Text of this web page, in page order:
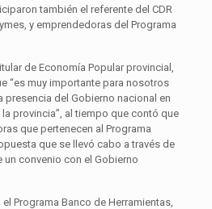
también el referente del CDR
y emprendedoras del Programa
de Economía Popular provincial,
“es muy importante para nosotros
presencia del Gobierno nacional en
provincia”, al tiempo que contó que
que pertenecen al Programa
que se llevó cabo a través de
un convenio con el Gobierno
Programa Banco de Herramientas,